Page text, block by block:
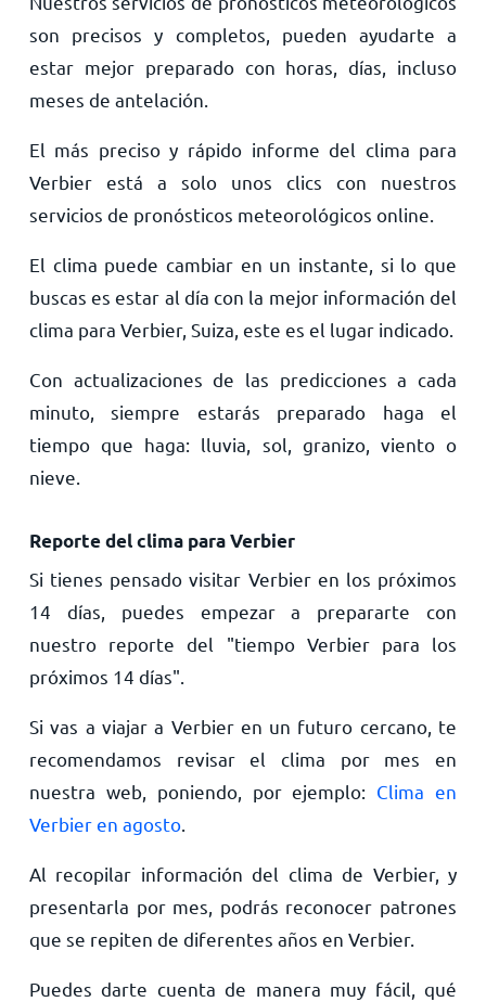
son precisos y completos, pueden ayudarte a
estar mejor preparado con horas, días, incluso
meses de antelación.
El más preciso y rápido informe del clima para
Verbier está a solo unos clics con nuestros
servicios de pronósticos meteorológicos online.
El clima puede cambiar en un instante, si lo que
buscas es estar al día con la mejor información del
clima para Verbier, Suiza, este es el lugar indicado.
Con actualizaciones de las predicciones a cada
minuto, siempre estarás preparado haga el
tiempo que haga: lluvia, sol, granizo, viento o
nieve.
Reporte del clima para Verbier
Si tienes pensado visitar Verbier en los próximos
14 días, puedes empezar a prepararte con
nuestro reporte del "tiempo Verbier para los
próximos 14 días".
Si vas a viajar a Verbier en un futuro cercano, te
recomendamos revisar el clima por mes en
nuestra web, poniendo, por ejemplo: Clima en
Verbier en agosto.
Al recopilar información del clima de Verbier, y
presentarla por mes, podrás reconocer patrones
que se repiten de diferentes años en Verbier.
Puedes darte cuenta de manera muy fácil, qué